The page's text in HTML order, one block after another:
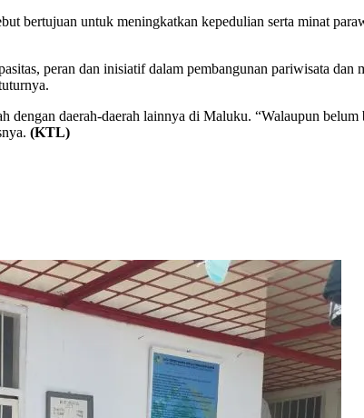
bertujuan untuk meningkatkan kepedulian serta minat
peran dan inisiatif dalam pembangunan pariwisata
dengan daerah-daerah lainnya di Maluku. “Walaupun
(KTL)